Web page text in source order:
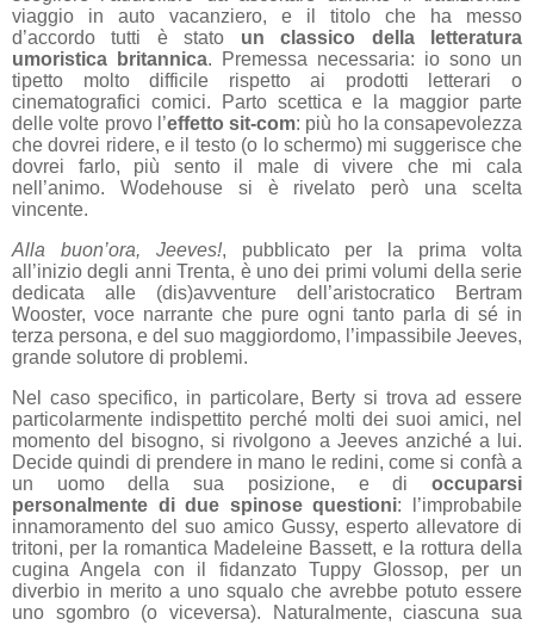
viaggio in auto vacanziero, e il titolo che ha messo
d’accordo tutti è stato un classico della letteratura
umoristica britannica. Premessa necessaria: io sono un
tipetto molto difficile rispetto ai prodotti letterari o
cinematografici comici. Parto scettica e la maggior parte
delle volte provo l’effetto sit-com: più ho la consapevolezza
che dovrei ridere, e il testo (o lo schermo) mi suggerisce che
dovrei farlo, più sento il male di vivere che mi cala
nell’animo. Wodehouse si è rivelato però una scelta
vincente.
Alla buon’ora, Jeeves!, pubblicato per la prima volta
all’inizio degli anni Trenta, è uno dei primi volumi della serie
dedicata alle (dis)avventure dell’aristocratico Bertram
Wooster, voce narrante che pure ogni tanto parla di sé in
terza persona, e del suo maggiordomo, l’impassibile Jeeves,
grande solutore di problemi.
Nel caso specifico, in particolare, Berty si trova ad essere
particolarmente indispettito perché molti dei suoi amici, nel
momento del bisogno, si rivolgono a Jeeves anziché a lui.
Decide quindi di prendere in mano le redini, come si confà a
un uomo della sua posizione, e di occuparsi
personalmente di due spinose questioni: l’improbabile
innamoramento del suo amico Gussy, esperto allevatore di
tritoni, per la romantica Madeleine Bassett, e la rottura della
cugina Angela con il fidanzato Tuppy Glossop, per un
diverbio in merito a uno squalo che avrebbe potuto essere
uno sgombro (o viceversa). Naturalmente, ciascuna sua